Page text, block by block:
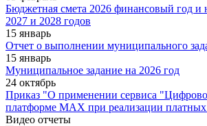
Бюджетная смета 2026 финансовый год и
2027 и 2028 годов
15 январь
Отчет о выполнении муниципального
15 январь
Муниципальное задание на 2026 год
24 октябрь
Приказ "О применении сервиса
платформе МАХ при реализации платных
Видео отчеты